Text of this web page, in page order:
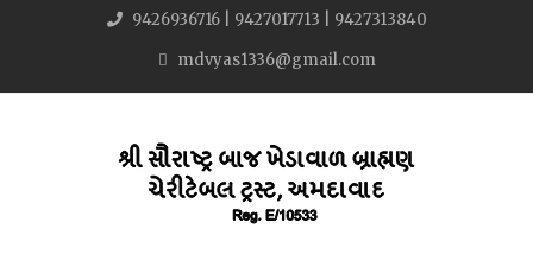
9426936716 | 9427017713 | 9427313840
mdvyas1336@gmail.com